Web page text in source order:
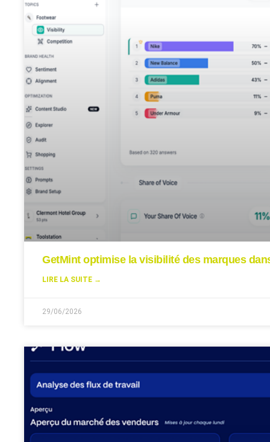
GetMint optimise la visibilité des marques
LIRE LA SUITE →
29/06/2026